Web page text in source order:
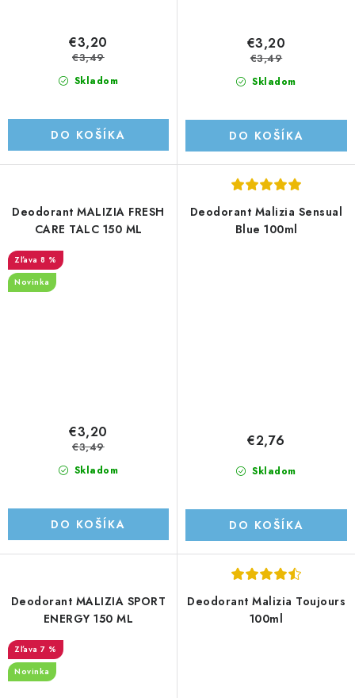
Skladom
€3,20
€3,49
DO KOŠÍKA
Skladom
€3,20
€3,49
DO KOŠÍKA
Deodorant MALIZIA FRESH
CARE TALC 150 ML
8 %
Novinka
Skladom
€3,20
€3,49
DO KOŠÍKA
Deodorant Malizia Sensual
Blue 100ml
Skladom
€2,76
DO KOŠÍKA
Deodorant MALIZIA SPORT
ENERGY 150 ML
7 %
Novinka
Deodorant Malizia Toujours
100ml